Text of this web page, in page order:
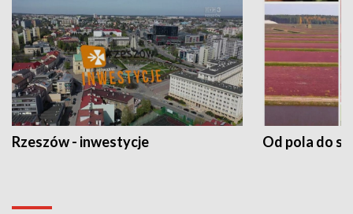
Rzeszów - inwestycje Od pola do